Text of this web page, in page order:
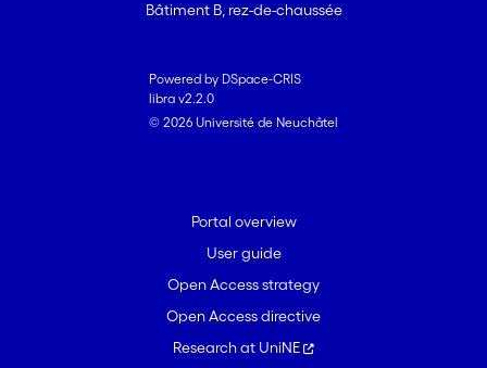
Bâtiment B, rez-de-chaussée
Powered by DSpace-CRIS
libra v2.2.0
© 2026 Université de Neuchâtel
Portal overview
User guide
Open Access strategy
Open Access directive
Research at UniNE